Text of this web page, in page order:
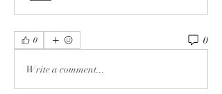
0 0
Write a comment...